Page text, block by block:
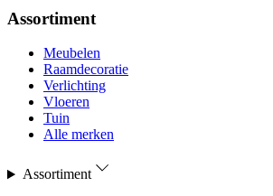
Assortiment
Meubelen
Raamdecoratie
Verlichting
Vloeren
Tuin
Alle merken
Assortiment